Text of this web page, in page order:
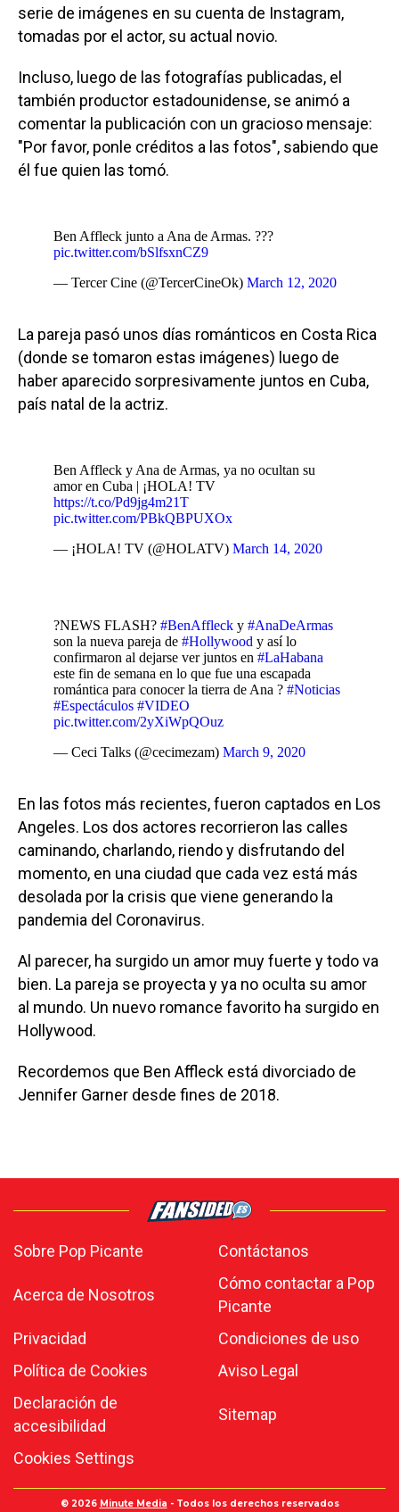
serie de imágenes en su cuenta de Instagram,
tomadas por el actor, su actual novio.
Incluso, luego de las fotografías publicadas, el
también productor estadounidense, se animó a
comentar la publicación con un gracioso mensaje:
"Por favor, ponle créditos a las fotos", sabiendo que
él fue quien las tomó.
Ben Affleck junto a Ana de Armas. ???
pic.twitter.com/bSlfsxnCZ9
— Tercer Cine (@TercerCineOk) March 12, 2020
La pareja pasó unos días románticos en Costa Rica
(donde se tomaron estas imágenes) luego de
haber aparecido sorpresivamente juntos en Cuba,
país natal de la actriz.
Ben Affleck y Ana de Armas, ya no ocultan su
amor en Cuba | ¡HOLA! TV
https://t.co/Pd9jg4m21T
pic.twitter.com/PBkQBPUXOx
— ¡HOLA! TV (@HOLATV) March 14, 2020
?NEWS FLASH? #BenAffleck y #AnaDeArmas
son la nueva pareja de #Hollywood y así lo
confirmaron al dejarse ver juntos en #LaHabana
este fin de semana en lo que fue una escapada
romántica para conocer la tierra de Ana ? #Noticias
#Espectáculos #VIDEO
pic.twitter.com/2yXiWpQOuz
— Ceci Talks (@cecimezam) March 9, 2020
En las fotos más recientes, fueron captados en Los
Angeles. Los dos actores recorrieron las calles
caminando, charlando, riendo y disfrutando del
momento, en una ciudad que cada vez está más
desolada por la crisis que viene generando la
pandemia del Coronavirus.
Al parecer, ha surgido un amor muy fuerte y todo va
bien. La pareja se proyecta y ya no oculta su amor
al mundo. Un nuevo romance favorito ha surgido en
Hollywood.
Recordemos que Ben Affleck está divorciado de
Jennifer Garner desde fines de 2018.
Sobre Pop Picante Contáctanos
Acerca de Nosotros
Cómo contactar a Pop
Picante
Privacidad
Condiciones de uso
Política de Cookies
Aviso Legal
Declaración de
accesibilidad
Sitemap
Cookies Settings
© 2026 Minute Media - Todos los derechos reservados